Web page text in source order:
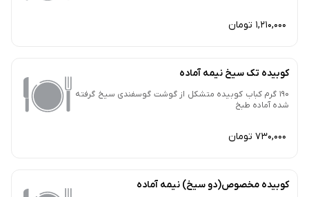
1,210,000 تومان
کوبیده تک سیخ نیمه آماده
190 گرم کباب کوبیده متشکل از گوشت گوسفندی سیخ گرفته
شده آماده طبخ
730,000 تومان
کوبیده مخصوص(دو سیخ) نیمه آماده